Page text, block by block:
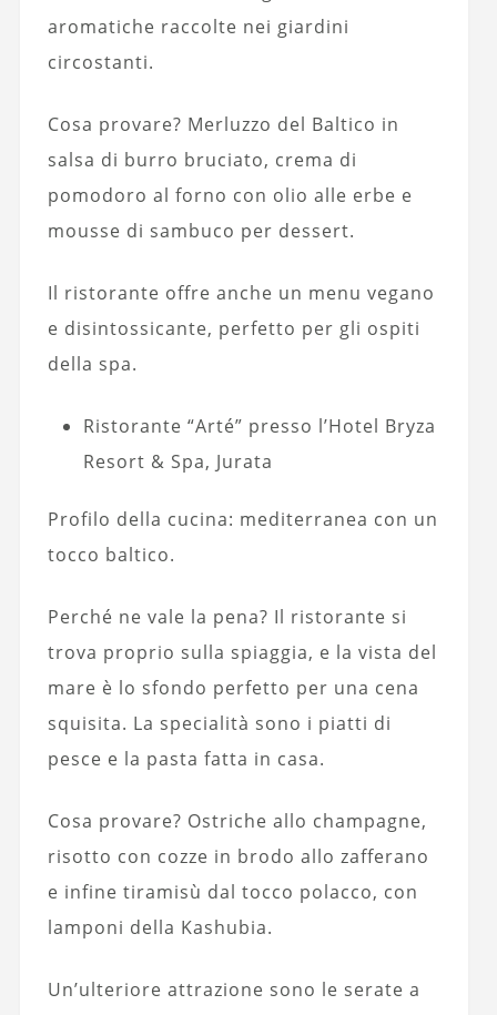
aromatiche raccolte nei giardini
circostanti.
Cosa provare? Merluzzo del Baltico in
salsa di burro bruciato, crema di
pomodoro al forno con olio alle erbe e
mousse di sambuco per dessert.
Il ristorante offre anche un menu vegano
e disintossicante, perfetto per gli ospiti
della spa.
Ristorante “Arté” presso l’Hotel Bryza
Resort & Spa, Jurata
Profilo della cucina: mediterranea con un
tocco baltico.
Perché ne vale la pena? Il ristorante si
trova proprio sulla spiaggia, e la vista del
mare è lo sfondo perfetto per una cena
squisita. La specialità sono i piatti di
pesce e la pasta fatta in casa.
Cosa provare? Ostriche allo champagne,
risotto con cozze in brodo allo zafferano
e infine tiramisù dal tocco polacco, con
lamponi della Kashubia.
Un’ulteriore attrazione sono le serate a